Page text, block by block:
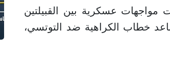
مواجهات عسكرية بين القبيلتين
تصاعد خطاب الكراهية ضد التوتسي،